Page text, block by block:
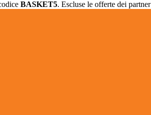
BASKET5. Escluse le offerte dei partner